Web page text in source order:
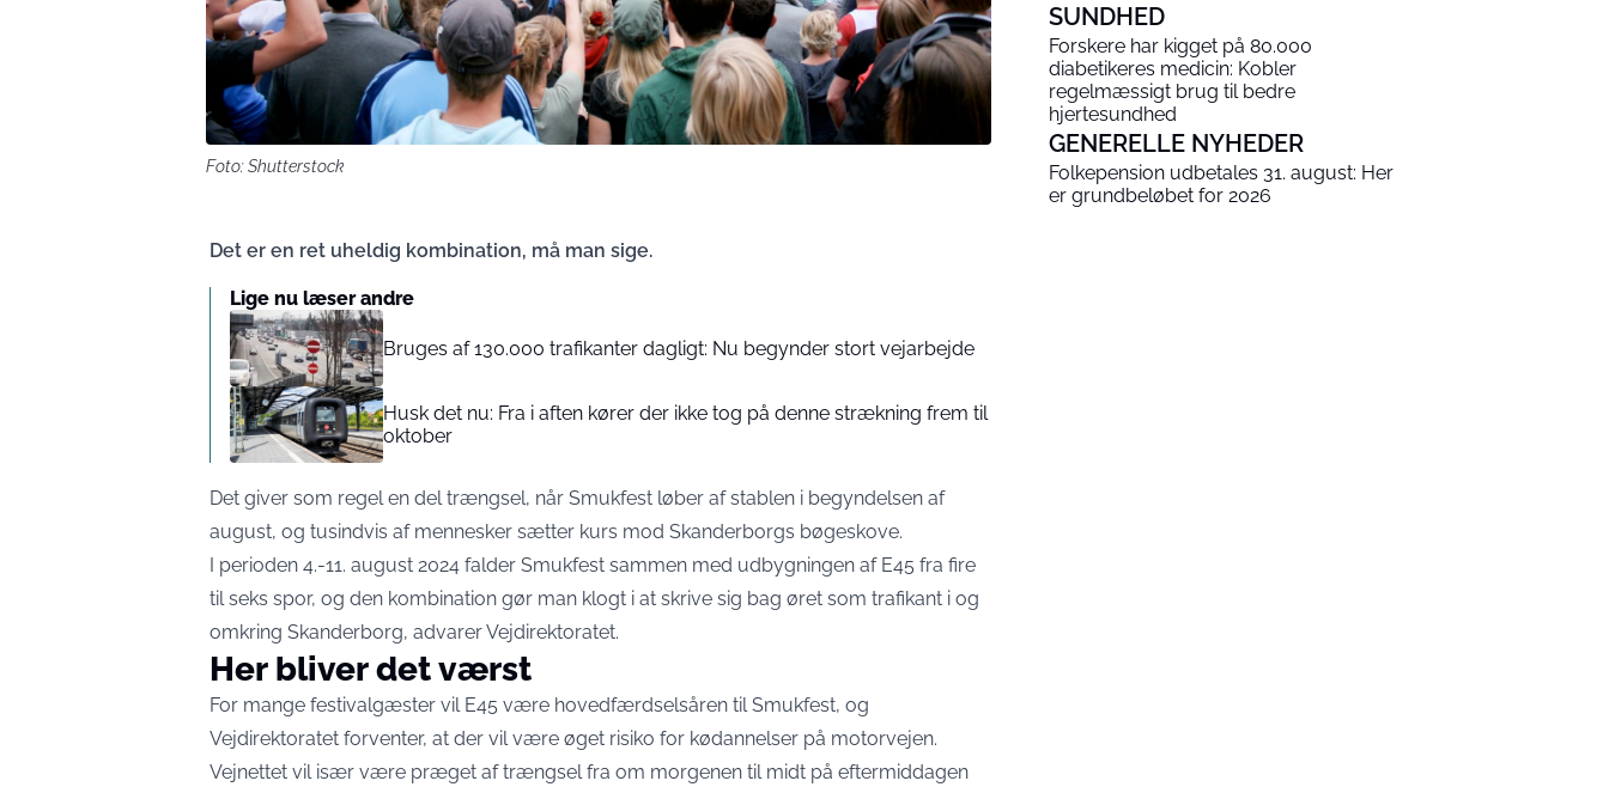
Foto: Shutterstock
Det er en ret uheldig kombination, må man sige.
Lige nu læser andre
Bruges af 130.000 trafikanter dagligt: Nu begynder stort vejarbejde
Husk det nu: Fra i aften kører der ikke tog på denne strækning frem til
oktober
Det giver som regel en del trængsel, når Smukfest løber af stablen i begyndelsen af
august, og tusindvis af mennesker sætter kurs mod Skanderborgs bøgeskove.
I perioden 4.-11. august 2024 falder Smukfest sammen med udbygningen af E45 fra fire
til seks spor, og den kombination gør man klogt i at skrive sig bag øret som trafikant i og
omkring Skanderborg, advarerVejdirektoratet.
Her bliver det værst
For mange festivalgæster vil E45 være hovedfærdselsåren til Smukfest, og
Vejdirektoratet forventer, at der vil være øget risiko for kødannelser på motorvejen.
Vejnettet vil især være præget af trængsel fra om morgenen til midt på eftermiddagen
SUNDHED
Forskere har kigget på 80.000
diabetikeres medicin: Kobler
regelmæssigt brug til bedre
hjertesundhed
GENERELLE NYHEDER
Folkepension udbetales 31. august: Her
er grundbeløbet for 2026